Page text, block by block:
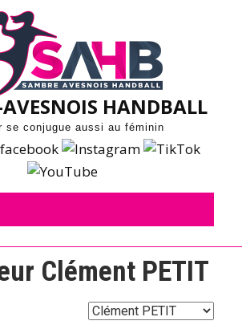
HANDBALL
se conjugue aussi au féminin
Clément PETIT